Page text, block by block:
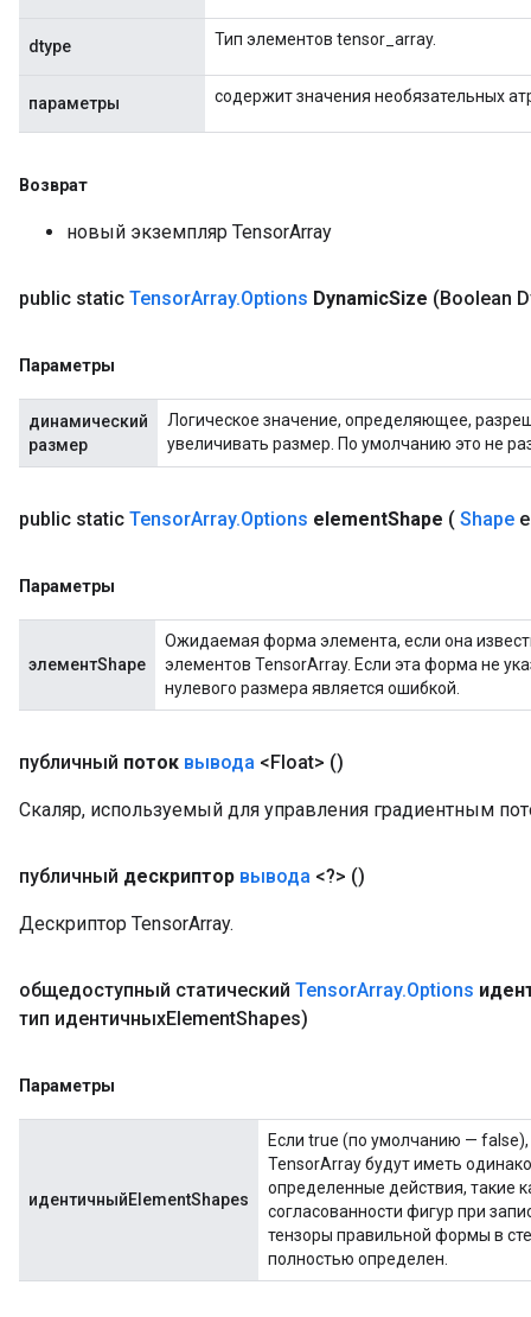
dtype Тип элементов tensor_array.
параметры содержит значения необязательных
Возврат
новый экземпляр TensorArray
public static TensorArray.Options DynamicSize (Boolean
Параметры
динамический
размер
Логическое значение, определяющее,
увеличивать размер. По умолчанию это не
public static TensorArray.Options elementShape ( Shape
Параметры
элементShape
Ожидаемая форма элемента, если она
элементов TensorArray. Если эта форма не
нулевого размера является ошибкой.
публичный поток вывода <Float> ()
Скаляр, используемый для управления градиентным
публичный дескриптор вывода <?> ()
Дескриптор TensorArray.
общедоступный статический TensorArray.Options
тип идентичныхElementShapes)
Параметры
идентичныйElementShapes
Если true (по умолчанию —
TensorArray будут иметь
определенные действия, такие
согласованности фигур при
тензоры правильной формы в
полностью определен.